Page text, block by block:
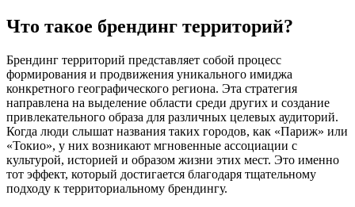
Что такое брендинг территорий?
Брендинг территорий представляет собой процесс
формирования и продвижения уникального имиджа
конкретного географического региона. Эта стратегия
направлена на выделение области среди других и создание
привлекательного образа для различных целевых аудиторий.
Когда люди слышат названия таких городов, как «Париж» или
«Токио», у них возникают мгновенные ассоциации с
культурой, историей и образом жизни этих мест. Это именно
тот эффект, который достигается благодаря тщательному
подходу к территориальному брендингу.